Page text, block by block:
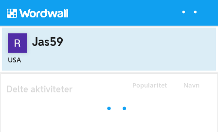
Jas59
USA
Popularitet Navn
Delte aktiviteter